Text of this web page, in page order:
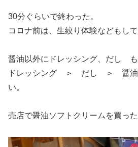
30分ぐらいで終わった。
コロナ前は、生絞り体験などもして
醤油以外にドレッシング、だし
ドレッシング ＞ だし ＞ 醤油
い。
売店で醤油ソフトクリームを買った